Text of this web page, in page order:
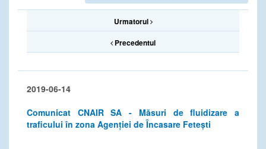
Urmatorul
Precedentul
2019-06-14
Comunicat CNAIR SA - Măsuri de fluidizare a
traficului în zona Agenției de Încasare Fetești